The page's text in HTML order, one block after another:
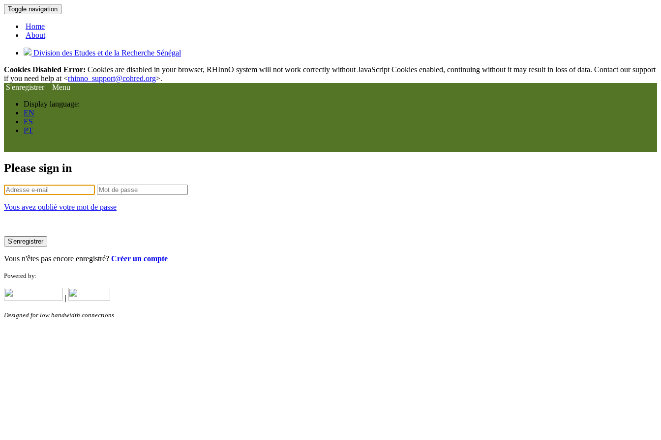
Toggle navigation
Home
About
Division des Etudes et de la Recherche Sénégal
Cookies Disabled Error: Cookies are disabled in your browser, RHInnO system will not work correctly without JavaScript Cookies enabled, continuing without it may result in loss of data. Contact our support
if you need help at <rhinno_support@cohred.org>.
S'enregistrer
Menu
Display language:
EN
ES
PT
Please sign in
Vous avez oublié votre mot de passe
S'enregistrer
Vous n'êtes pas encore enregistré? Créer un compte
Powered by:
|
Designed for low bandwidth connections.